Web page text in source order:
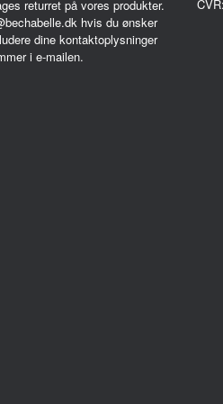
returret på vores produkter.
hvis du ønsker
dine kontaktoplysninger
i e-mailen.